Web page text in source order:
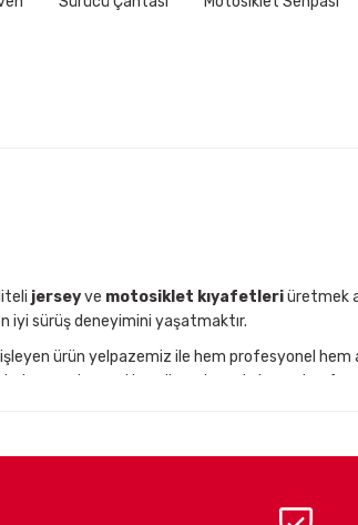
jerseyve motosiklet kıyafetleriüretmek
iyi sürüş deneyimini yaşatmaktır.
ürün yelpazemiz ile hem profesyonel
zorlu arazi koşullarında maksimum konfor